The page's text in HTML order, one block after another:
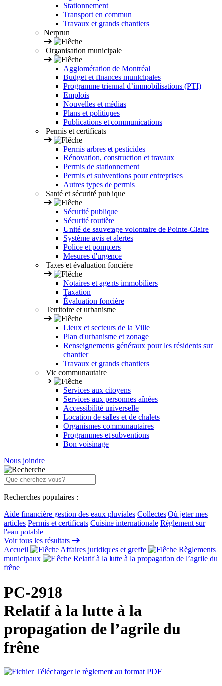
Stationnement
Transport en commun
Travaux et grands chantiers
Nerprun
Organisation municipale
Agglomération de Montréal
Budget et finances municipales
Programme triennal d’immobilisations (PTI)
Emplois
Nouvelles et médias
Plans et politiques
Publications et communications
Permis et certificats
Permis arbres et pesticides
Rénovation, construction et travaux
Permis de stationnement
Permis et subventions pour entreprises
Autres types de permis
Santé et sécurité publique
Sécurité publique
Sécurité routière
Unité de sauvetage volontaire de Pointe-Claire
Système avis et alertes
Police et pompiers
Mesures d'urgence
Taxes et évaluation foncière
Notaires et agents immobiliers
Taxation
Évaluation foncière
Territoire et urbanisme
Lieux et secteurs de la Ville
Plan d'urbanisme et zonage
Renseignements généraux pour les résidents sur
chantier
Travaux et grands chantiers
Vie communautaire
Services aux citoyens
Services aux personnes aînées
Accessibilité universelle
Location de salles et de chalets
Organismes communautaires
Programmes et subventions
Bon voisinage
Nous joindre
Recherches populaires :
Aide financière gestion des eaux pluviales Collectes Où jeter mes
articles Permis et certificats Cuisine internationale Règlement sur
l'eau potable
Voir tous les résultats
Accueil
Affaires juridiques et greffe
Règlements
municipaux
Relatif à la lutte à la propagation de l’agrile du
frêne
PC-2918
Relatif à la lutte à la
propagation de l’agrile du
frêne
Télécharger le règlement au format PDF